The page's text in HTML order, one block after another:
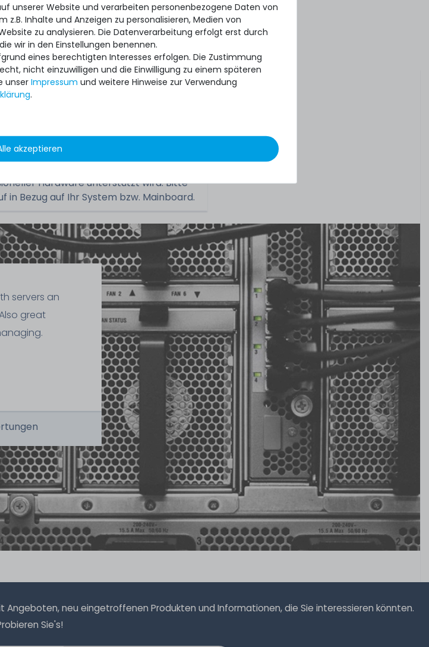
L232
sehr gut
Hardware unterstützt wird. Bitte
Bezug auf Ihr System bzw. Mainboard.
servers an
great
neu eingetroffenen Produkten und Informationen, die Sie interessieren könnten.
Sie's!
unserer Website und verarbeiten personenbezogene Daten von
z.B. Inhalte und Anzeigen zu personalisieren, Medien von
zu analysieren. Die Datenverarbeitung erfolgt erst durch
wir in den Einstellungen benennen.
eines berechtigten Interesses erfolgen. Die Zustimmung
nicht einzuwilligen und die Einwilligung zu einem späteren
unser Impressum und weitere Hinweise zur Verwendung
.
akzeptieren